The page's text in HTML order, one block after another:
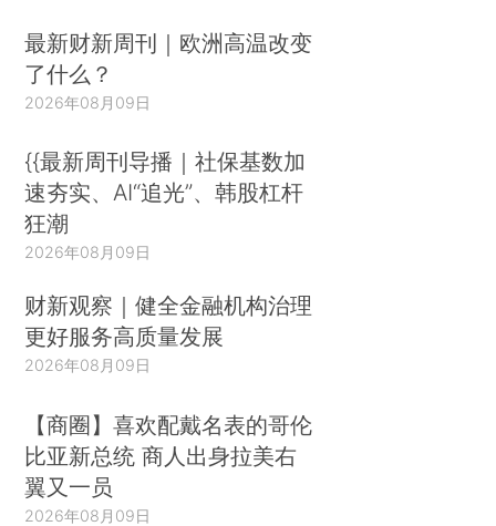
最新财新周刊｜欧洲高温改变
了什么？
2026年08月09日
{{最新周刊导播｜社保基数加
速夯实、AI“追光”、韩股杠杆
狂潮
2026年08月09日
财新观察｜健全金融机构治理
更好服务高质量发展
2026年08月09日
【商圈】喜欢配戴名表的哥伦
比亚新总统 商人出身拉美右
翼又一员
2026年08月09日